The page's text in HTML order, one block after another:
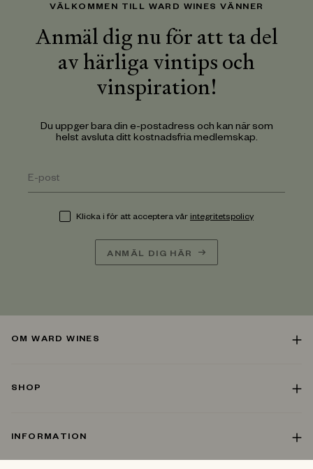
VÄLKOMMEN TILL WARD WINES VÄNNER
Anmäl dig nu för att ta del
av härliga vintips och
vinspiration!
Du uppger bara din e-postadress och kan när som
helst avsluta ditt kostnadsfria medlemskap.
Klicka i för att acceptera vår integritetspolicy
ANMÄL DIG HÄR
OM WARD WINES
SHOP
INFORMATION